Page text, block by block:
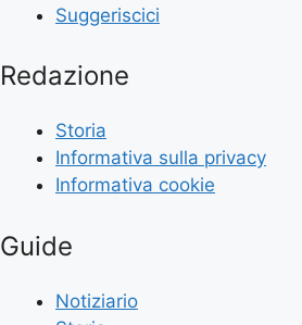
Suggeriscici
Redazione
Storia
Informativa sulla privacy
Informativa cookie
Guide
Notiziario